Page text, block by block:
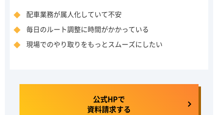
配車業務が属人化していて不安
毎日のルート調整に時間がかかっている
現場でのやり取りをもっとスムーズにしたい
公式HPで
資料請求する